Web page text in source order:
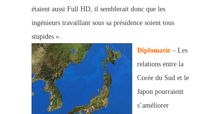
étaient aussi Full HD, il semblerait donc que les
ingénieurs travaillant sous sa présidence soient tous
stupides ».
Diplomatie – Les
relations entre la
Corée du Sud et le
Japon pourraient
s’améliorer